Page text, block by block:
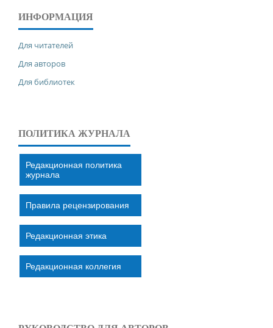
ИНФОРМАЦИЯ
Для читателей
Для авторов
Для библиотек
ПОЛИТИКА ЖУРНАЛА
Редакционная политика
журнала
Правила рецензирования
Редакционная этика
Редакционная коллегия